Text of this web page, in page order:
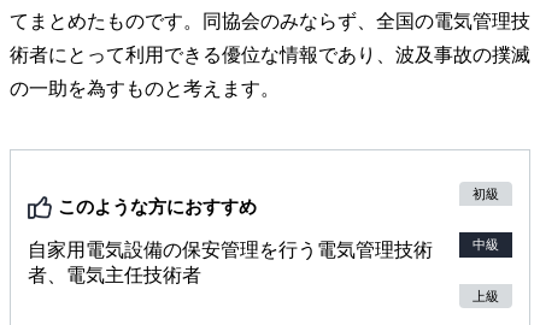
てまとめたものです。同協会のみならず、全国の電気管理技
術者にとって利用できる優位な情報であり、波及事故の撲滅
の一助を為すものと考えます。
このような方におすすめ
自家用電気設備の保安管理を行う電気管理技術
者、電気主任技術者
初級
中級
上級